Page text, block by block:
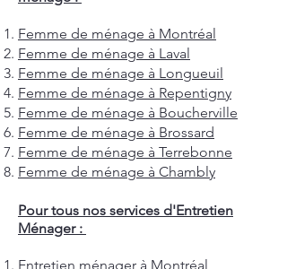
Femme de ménage à Montréal
Femme de ménage à Laval
Femme de ménage à Longueuil
Femme de ménage à Repentigny
Femme de ménage à Boucherville
Femme de ménage à Brossard
Femme de ménage à Terrebonne
Femme de ménage à Chambly
Pour tous nos services d'Entretien
Ménager :
Entretien ménager à Montréal